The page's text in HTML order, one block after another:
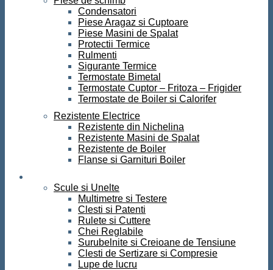
Condensatori
Piese Aragaz si Cuptoare
Piese Masini de Spalat
Protectii Termice
Rulmenti
Sigurante Termice
Termostate Bimetal
Termostate Cuptor – Fritoza – Frigider
Termostate de Boiler si Calorifer
Rezistente Electrice
Rezistente din Nichelina
Rezistente Masini de Spalat
Rezistente de Boiler
Flanse si Garnituri Boiler
Scule si Unelte
Multimetre si Testere
Clesti si Patenti
Rulete si Cuttere
Chei Reglabile
Surubelnite si Creioane de Tensiune
Clesti de Sertizare si Compresie
Lupe de lucru